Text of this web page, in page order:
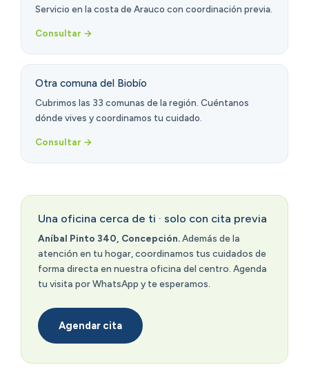
Servicio en la costa de Arauco con coordinación previa.
Consultar →
Otra comuna del Biobío
Cubrimos las 33 comunas de la región. Cuéntanos
dónde vives y coordinamos tu cuidado.
Consultar →
Una oficina cerca de ti · solo con cita previa
Aníbal Pinto 340, Concepción.Además de la
atención en tu hogar, coordinamos tus cuidados de
forma directa en nuestra oficina del centro. Agenda
tu visita por WhatsApp y te esperamos.
Agendar cita